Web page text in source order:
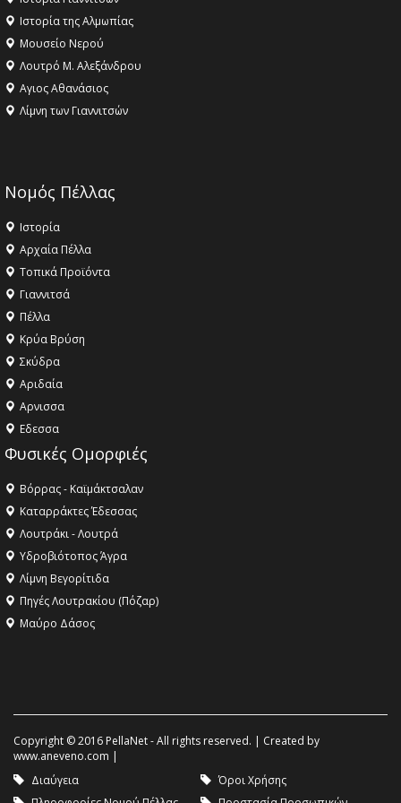
Ιστορία της Αλμωπίας
Μουσείο Νερού
Λουτρό Μ. Αλεξάνδρου
Αγιος Αθανάσιος
Λίμνη των Γιαννιτσών
Νομός Πέλλας
Ιστορία
Αρχαία Πέλλα
Τοπικά Προϊόντα
Γιαννιτσά
Πέλλα
Κρύα Βρύση
Σκύδρα
Αριδαία
Aρνισσα
Eδεσσα
Φυσικές Ομορφιές
Βόρρας - Καϊμάκτσαλαν
Καταρράκτες Έδεσσας
Λουτράκι - Λουτρά
Υδροβιότοπος Άγρα
Λίμνη Βεγορίτιδα
Πηγές Λουτρακίου (Πόζαρ)
Μαύρο Δάσος
Copyright © 2016 PellaNet - All rights reserved. | Created by
www.aneveno.com |
Διαύγεια
Όροι Χρήσης